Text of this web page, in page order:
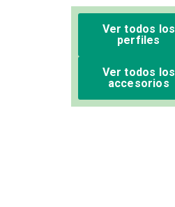
Ver todos los
perfiles
Ver todos los
accesorios